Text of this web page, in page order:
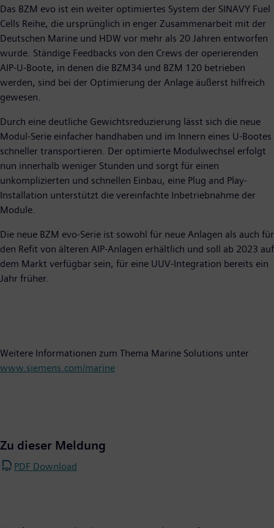
Das BZM evo ist ein weiter optimiertes System der SINAVY Fuel
Cells Reihe, die ursprünglich in enger Zusammenarbeit mit der
Deutschen Marine und HDW vor mehr als 20 Jahren entworfen
wurde. Ständige Feedbacks von den Crews der operierenden
AIP-U-Boote, in denen die BZM34 und BZM 120 betrieben
werden, sind bei der Optimierung der Anlage äußerst hilfreich
gewesen.
Durch eine deutliche Gewichtsreduzierung lässt sich die neue
Modul-Serie einfacher handhaben und im Innern eines U-Bootes
schneller transportieren. Der optimierte Modulwechsel erfolgt
nun innerhalb weniger Stunden und sorgt für einen
unkomplizierten und schnellen Einbau, eine Plug and Play-
Installation unterstützt die vereinfachte Inbetriebnahme der
Module.
Die neue BZM evo-Serie ist sowohl für neue Anlagen als auch für
den Refit von älteren AIP-Anlagen erhältlich und soll ab 2023 auf
dem Markt verfügbar sein, für eine UUV-Integration bereits ein
Jahr früher.
Weitere Informationen zum Thema Marine Solutions unter
www.siemens.com/marine
Zu dieser Meldung
PDF Download